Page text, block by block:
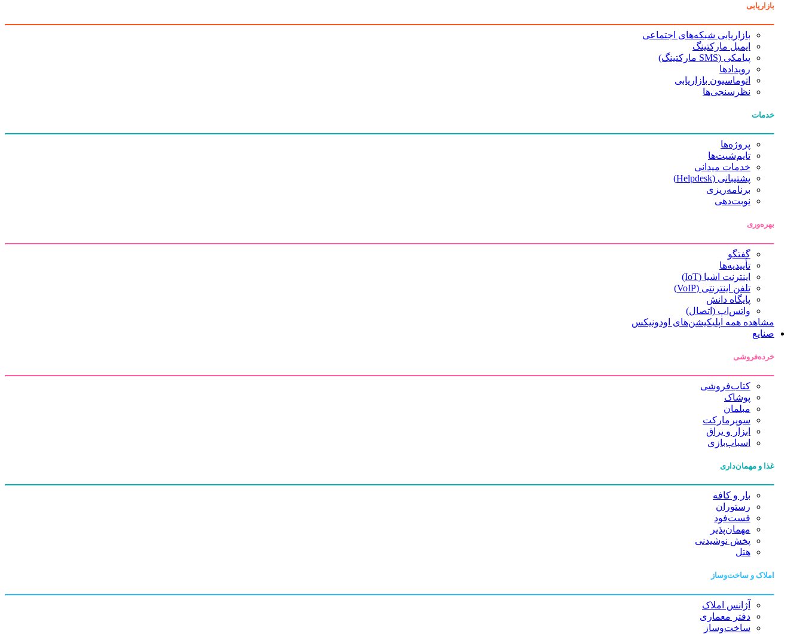
بازاریابی
بازاریابی شبکه‌های اجتماعی
ایمیل مارکتینگ
پیامکی (SMS مارکتینگ)
رویدادها
اتوماسیون بازاریابی
نظرسنجی‌ها
خدمات
پروژه‌ها
تایم‌شیت‌ها
خدمات میدانی
پشتیبانی (Helpdesk)
برنامه‌ریزی
نوبت‌دهی
بهره‌وری
گفتگو
تأییدیه‌ها
اینترنت اشیا (IoT)
تلفن اینترنتی (VoIP)
پایگاه دانش
واتس‌اپ (اتصال)
مشاهده همه اپلیکیشن‌های اودونیکس
صنایع
خرده‌فروشی
کتاب‌فروشی
پوشاک
مبلمان
سوپرمارکت
ابزار و یراق
اسباب‌بازی
غذا و مهمان‌داری
بار و کافه
رستوران
فست‌فود
مهمان‌پذیر
پخش نوشیدنی
هتل
املاک و ساخت‌وساز
آژانس املاک
دفتر معماری
ساخت‌وساز